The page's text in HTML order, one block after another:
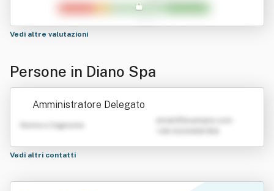
Vedi altre valutazioni
Persone in Diano Spa
Amministratore Delegato
Nome e Cognome
Vedi altri contatti